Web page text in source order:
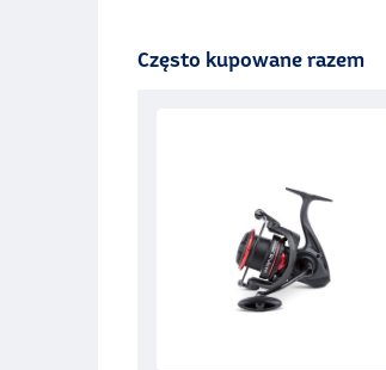
Często kupowane razem